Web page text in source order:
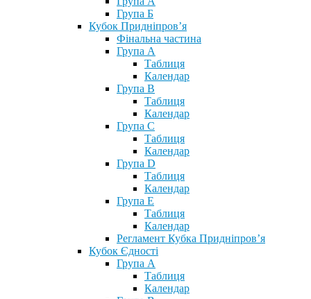
Група Б
Кубок Придніпров’я
Фінальна частина
Група А
Таблиця
Календар
Група В
Таблиця
Календар
Група С
Таблиця
Календар
Група D
Таблиця
Календар
Група Е
Таблиця
Календар
Регламент Кубка Придніпров’я
Кубок Єдності
Група А
Таблиця
Календар